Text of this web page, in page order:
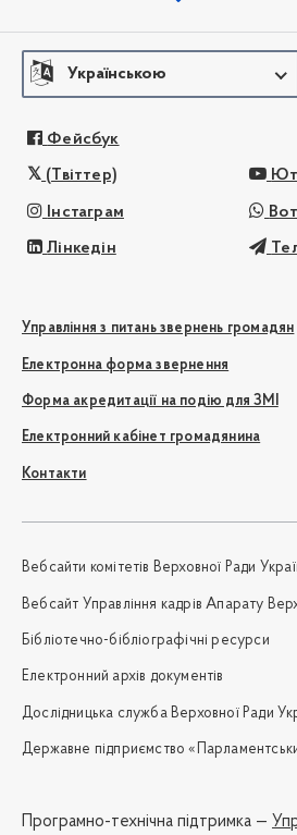
Українською
Фейсбук
(Твіттер)
Інстаграм
Лінкедін
Управління з питань звернень громадян
Електронна форма звернення
Форма акредитації на подію для ЗМІ
Електронний кабінет громадянина
Контакти
Вебсайти комітетів Верховної Ради
Вебсайт Управління кадрів Апарату
Бібліотечно-бібліографічні ресурси
Електронний архів документів
Дослідницька служба Верховної Ради
Державне підприємство
Програмно-технічна підтримка —